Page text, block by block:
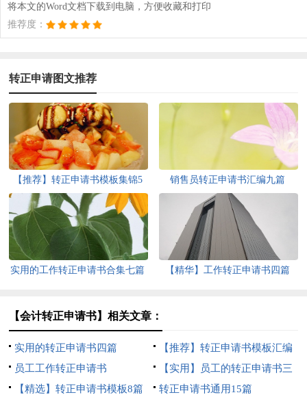
将本文的Word文档下载到电脑，方便收藏和打印
推荐度：
转正申请图文推荐
【推荐】转正申请书模板集锦5
篇
销售员转正申请书汇编九篇
实用的工作转正申请书合集七篇 【精华】工作转正申请书四篇
【会计转正申请书】相关文章：
实用的转正申请书四篇
【推荐】转正申请书模板汇编
9篇
员工工作转正申请书
【实用】员工的转正申请书三
篇
【精选】转正申请书模板8篇 转正申请书通用15篇